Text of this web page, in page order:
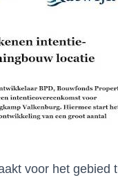
voor het gebied